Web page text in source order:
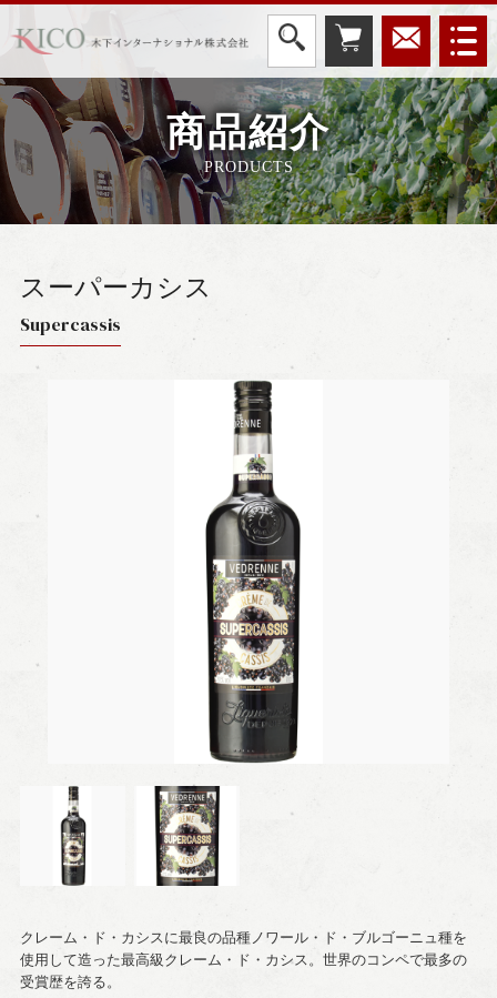
商品紹介
PRODUCTS
スーパーカシス
Supercassis
クレーム・ド・カシスに最良の品種ノワール・ド・ブルゴーニュ種を
使用して造った最高級クレーム・ド・カシス。世界のコンペで最多の
受賞歴を誇る。